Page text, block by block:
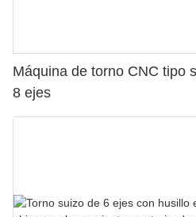
Máquina de torno CNC tipo
8 ejes